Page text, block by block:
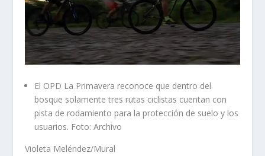
El OPD La Primavera reconoce que dentro del
bosque solamente tres rutas ciclistas cuentan con
pista de rodamiento para la protección de suelo y los
usuarios. Foto: Archivo
Violeta Meléndez/Mural